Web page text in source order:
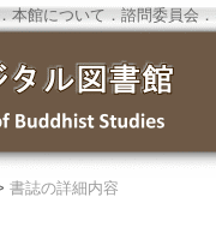
本館について ． 諮問委員会 ．
書誌の詳細内容